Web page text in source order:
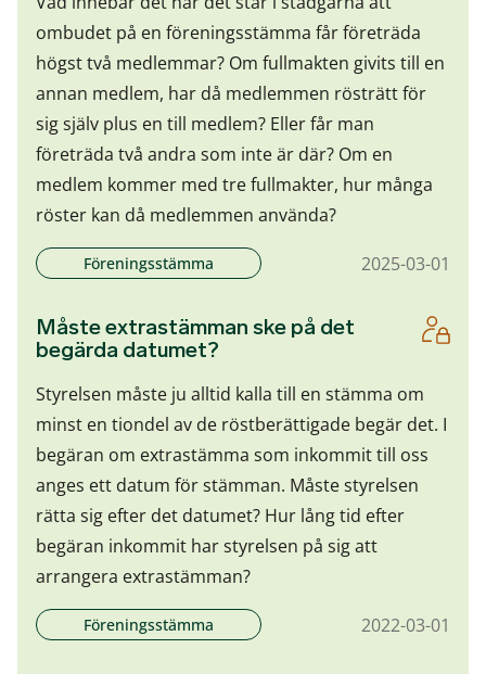
ombudet på en föreningsstämma får företräda
högst två medlemmar? Om fullmakten givits till en
annan medlem, har då medlemmen rösträtt för
sig själv plus en till medlem? Eller får man
företräda två andra som inte är där? Om en
medlem kommer med tre fullmakter, hur många
röster kan då medlemmen använda?
Föreningsstämma 2025-03-01
Måste extrastämman ske på det
begärda datumet?
Styrelsen måste ju alltid kalla till en stämma om
minst en tiondel av de röstberättigade begär det. I
begäran om extrastämma som inkommit till oss
anges ett datum för stämman. Måste styrelsen
rätta sig efter det datumet? Hur lång tid efter
begäran inkommit har styrelsen på sig att
arrangera extrastämman?
Föreningsstämma 2022-03-01